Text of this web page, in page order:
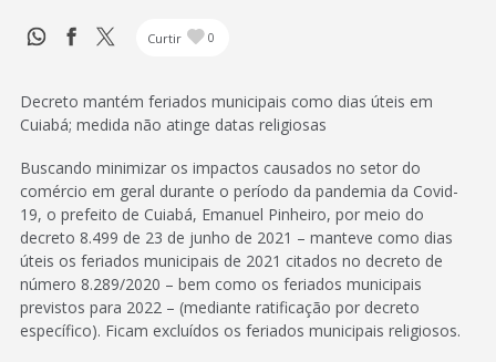
Curtir 0
Decreto mantém feriados municipais como dias úteis em
Cuiabá; medida não atinge datas religiosas
Buscando minimizar os impactos causados no setor do
comércio em geral durante o período da pandemia da Covid-
19, o prefeito de Cuiabá, Emanuel Pinheiro, por meio do
decreto 8.499 de 23 de junho de 2021 – manteve como dias
úteis os feriados municipais de 2021 citados no decreto de
número 8.289/2020 – bem como os feriados municipais
previstos para 2022 – (mediante ratificação por decreto
específico). Ficam excluídos os feriados municipais religiosos.